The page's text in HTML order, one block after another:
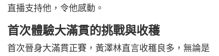
直播支持他，令他感動。
首次體驗大滿貫的挑戰與收穫
首次晉身大滿貫正賽，黃澤林直言收穫良多，無論是